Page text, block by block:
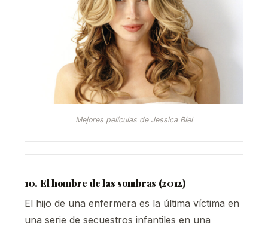
Mejores películas de Jessica Biel
10. El hombre de las sombras (2012)
El hijo de una enfermera es la última víctima en
una serie de secuestros infantiles en una